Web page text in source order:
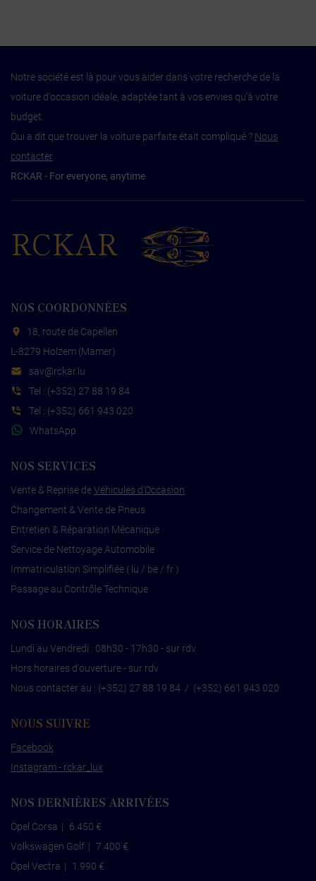
Notre société est là pour vous aider dans votre recherche de la
voiture d'occasion idéale, adaptée tant à vos envies qu'à votre
budget.
Qui a dit que trouver la voiture parfaite était compliqué ? Nous
contacter
RCKAR - For everyone, anytime
RCKAR
NOS COORDONNÉES
18, route de Capellen
L-8279 Holzem (Mamer)
ul.rak
cr@va
s
Tel : (+352) 27 88 19 84
Tel : (+352) 661 943 020
WhatsApp
NOS SERVICES
Vente & Reprise deVéhicules d'Occasion
Changement & Vente de Pneus
Entretien & Réparation Mécanique
Service de Nettoyage Automobile
Immatriculation Simplifiée ( lu / be / fr )
Passage au Contrôle Technique
NOS HORAIRES
Lundi au Vendredi : 08h30 - 17h30 - sur rdv
Hors horaires d'ouverture - sur rdv
Nous contacter au : (+352) 27 88 19 84 / (+352) 661 943 020
NOUS SUIVRE
Facebook
Instagram - rckar_lux
NOS DERNIÈRES ARRIVÉES
Opel Corsa |
6.450 €
Volkswagen Golf | 7.400 €
Opel Vectra |
1.990 €